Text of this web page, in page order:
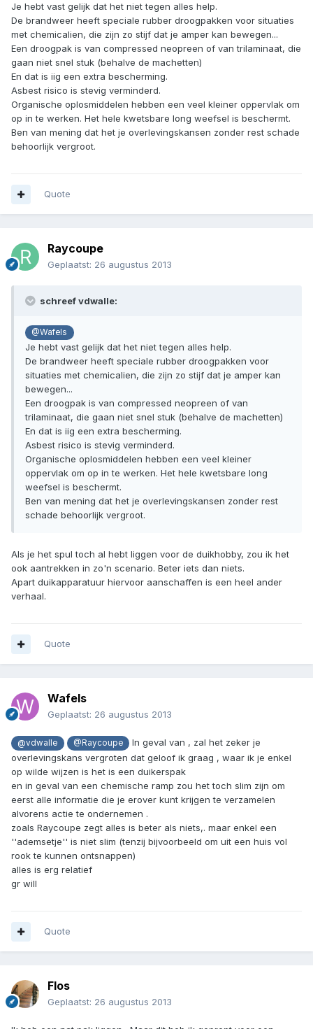
Je hebt vast gelijk dat het niet tegen alles help.
De brandweer heeft speciale rubber droogpakken voor situaties
met chemicalien, die zijn zo stijf dat je amper kan bewegen...
Een droogpak is van compressed neopreen of van trilaminaat, die
gaan niet snel stuk (behalve de machetten)
En dat is iig een extra bescherming.
Asbest risico is stevig verminderd.
Organische oplosmiddelen hebben een veel kleiner oppervlak om
op in te werken. Het hele kwetsbare long weefsel is beschermt.
Ben van mening dat het je overlevingskansen zonder rest schade
behoorlijk vergroot.
Quote
Raycoupe
Geplaatst: 26 augustus 2013
schreef vdwalle:
@Wafels
Je hebt vast gelijk dat het niet tegen alles help.
De brandweer heeft speciale rubber droogpakken voor
situaties met chemicalien, die zijn zo stijf dat je amper kan
bewegen...
Een droogpak is van compressed neopreen of van
trilaminaat, die gaan niet snel stuk (behalve de machetten)
En dat is iig een extra bescherming.
Asbest risico is stevig verminderd.
Organische oplosmiddelen hebben een veel kleiner
oppervlak om op in te werken. Het hele kwetsbare long
weefsel is beschermt.
Ben van mening dat het je overlevingskansen zonder rest
schade behoorlijk vergroot.
Als je het spul toch al hebt liggen voor de duikhobby, zou ik het
ook aantrekken in zo'n scenario. Beter iets dan niets.
Apart duikapparatuur hiervoor aanschaffen is een heel ander
verhaal.
Quote
Wafels
Geplaatst: 26 augustus 2013
@vdwalle @Raycoupe
In geval van , zal het zeker je
overlevingskans vergroten dat geloof ik graag , waar ik je enkel
op wilde wijzen is het is een duikerspak
en in geval van een chemische ramp zou het toch slim zijn om
eerst alle informatie die je erover kunt krijgen te verzamelen
alvorens actie te ondernemen .
zoals Raycoupe zegt alles is beter als niets,. maar enkel een
''ademsetje'' is niet slim (tenzij bijvoorbeeld om uit een huis vol
rook te kunnen ontsnappen)
alles is erg relatief
gr will
Quote
Flos
Geplaatst: 26 augustus 2013